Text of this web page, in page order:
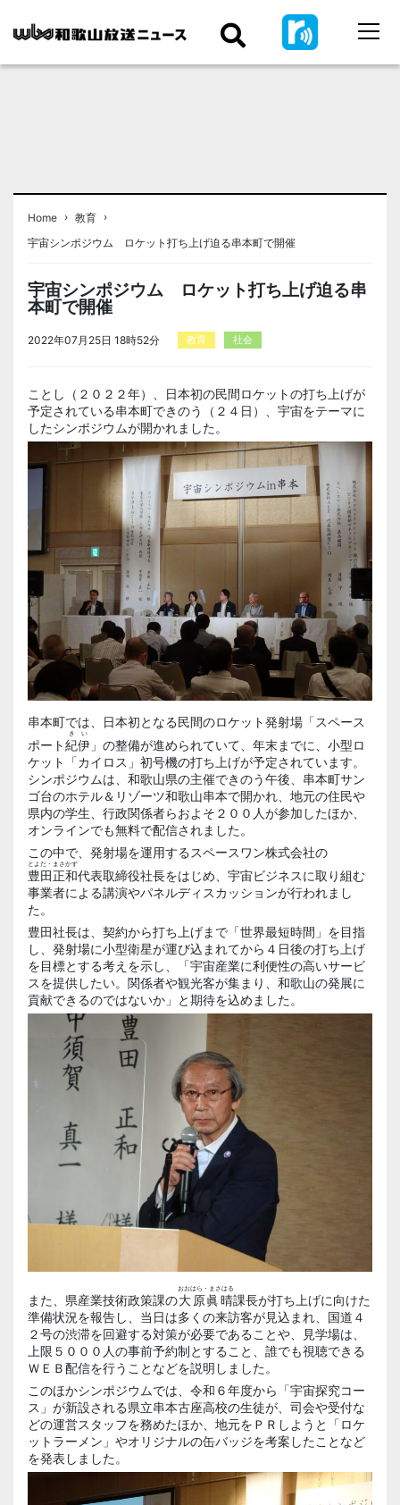
Home › 教育 ›
宇宙シンポジウム ロケット打ち上げ迫る串本町で開催
宇宙シンポジウム ロケット打ち上げ迫る串
本町で開催
2022年07月25日 18時52分 教育 社会
ことし（２０２２年）、日本初の民間ロケットの打ち上げが
予定されている串本町できのう（２４日）、宇宙をテーマに
したシンポジウムが開かれました。
串本町では、日本初となる民間のロケット発射場「スペース
ポート紀伊
きい
」の整備が進められていて、年末までに、小型ロ
ケット「カイロス」初号機の打ち上げが予定されています。
シンポジウムは、和歌山県の主催できのう午後、串本町サン
ゴ台のホテル＆リゾーツ和歌山串本で開かれ、地元の住民や
県内の学生、行政関係者らおよそ２００人が参加したほか、
オンラインでも無料で配信されました。
この中で、発射場を運用するスペースワン株式会社の
豊田正和
とよだ・まさかず
代表取締役社長をはじめ、宇宙ビジネスに取り組む
事業者による講演やパネルディスカッションが行われまし
た。
豊田社長は、契約から打ち上げまで「世界最短時間」を目指
し、発射場に小型衛星が運び込まれてから４日後の打ち上げ
を目標とする考えを示し、「宇宙産業に利便性の高いサービ
スを提供したい。関係者や観光客が集まり、和歌山の発展に
貢献できるのではないか」と期待を込めました。
また、県産業技術政策課の大原眞晴
おおはら・まさはる
課長が打ち上げに向けた
準備状況を報告し、当日は多くの来訪客が見込まれ、国道４
２号の渋滞を回避する対策が必要であることや、見学場は、
上限５０００人の事前予約制とすること、誰でも視聴できる
ＷＥＢ配信を行うことなどを説明しました。
このほかシンポジウムでは、令和６年度から「宇宙探究コー
ス」が新設される県立串本古座高校の生徒が、司会や受付な
どの運営スタッフを務めたほか、地元をＰＲしようと「ロケ
ットラーメン」やオリジナルの缶バッジを考案したことなど
を発表しました。